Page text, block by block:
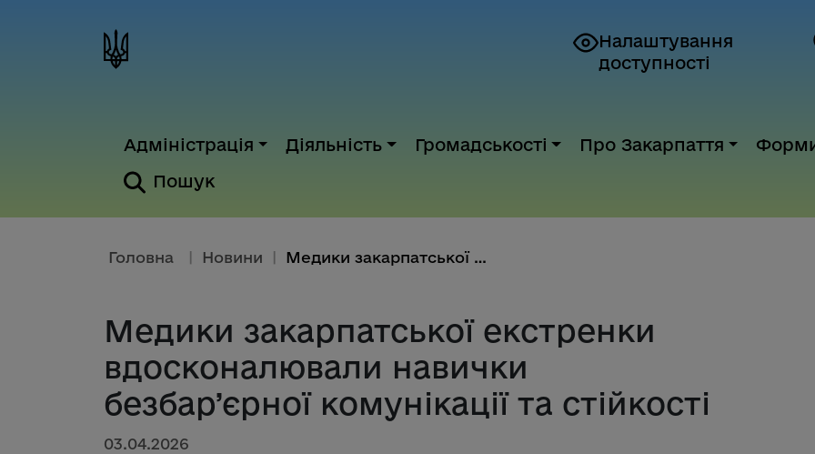
Налаштування
доступності
Адміністрація Діяльність Громадськості Про Закарпаття
Пошук
Головна Новини Медики закарпатської екстренки...
Медики закарпатської екстренки
вдосконалювали навички
безбар’єрної комунікації та стійкості
03.04.2026